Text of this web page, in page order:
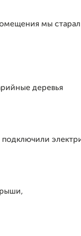
мы
деревья